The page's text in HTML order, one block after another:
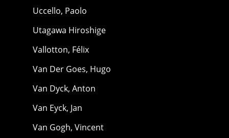
Uccello, Paolo
Utagawa Hiroshige
Vallotton, Félix
Van Der Goes, Hugo
Van Dyck, Anton
Van Eyck, Jan
Van Gogh, Vincent